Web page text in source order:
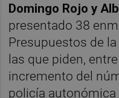
Domingo Rojo y
presentado 38
Presupuestos de
las que piden,
incremento del
policía autonómica